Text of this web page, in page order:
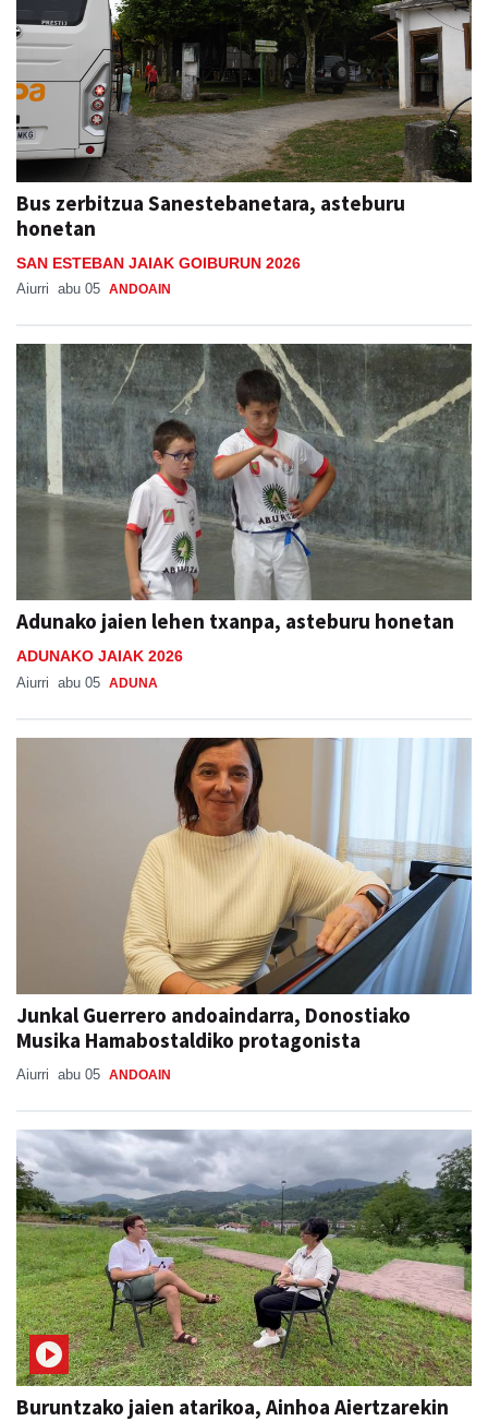
Bus zerbitzua Sanestebanetara, asteburu
honetan
SAN ESTEBAN JAIAK GOIBURUN 2026
Aiurri abu 05 ANDOAIN
Adunako jaien lehen txanpa, asteburu honetan
ADUNAKO JAIAK 2026
Aiurri abu 05 ADUNA
Junkal Guerrero andoaindarra, Donostiako
Musika Hamabostaldiko protagonista
Aiurri abu 05 ANDOAIN
Buruntzako jaien atarikoa, Ainhoa Aiertzarekin